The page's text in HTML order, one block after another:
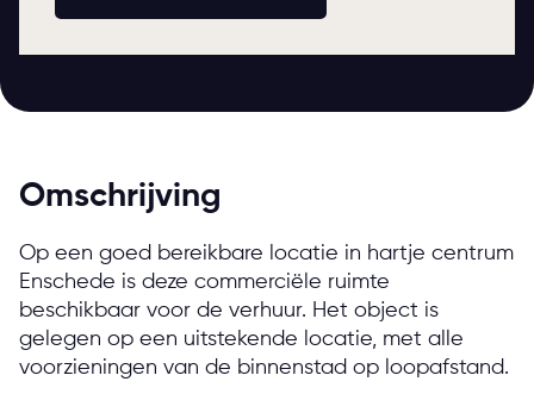
Omschrijving
Op een goed bereikbare locatie in hartje centrum
Enschede is deze commerciële ruimte
beschikbaar voor de verhuur. Het object is
gelegen op een uitstekende locatie, met alle
voorzieningen van de binnenstad op loopafstand.